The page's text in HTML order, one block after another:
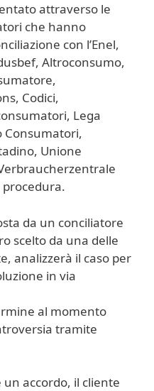
attraverso le
che hanno
con l’Enel,
Altroconsumo,
Codici,
Lega
Consumatori,
Unione
da un conciliatore
scelto da una delle
analizzerà il caso per
in via
al momento
tramite
accordo, il cliente